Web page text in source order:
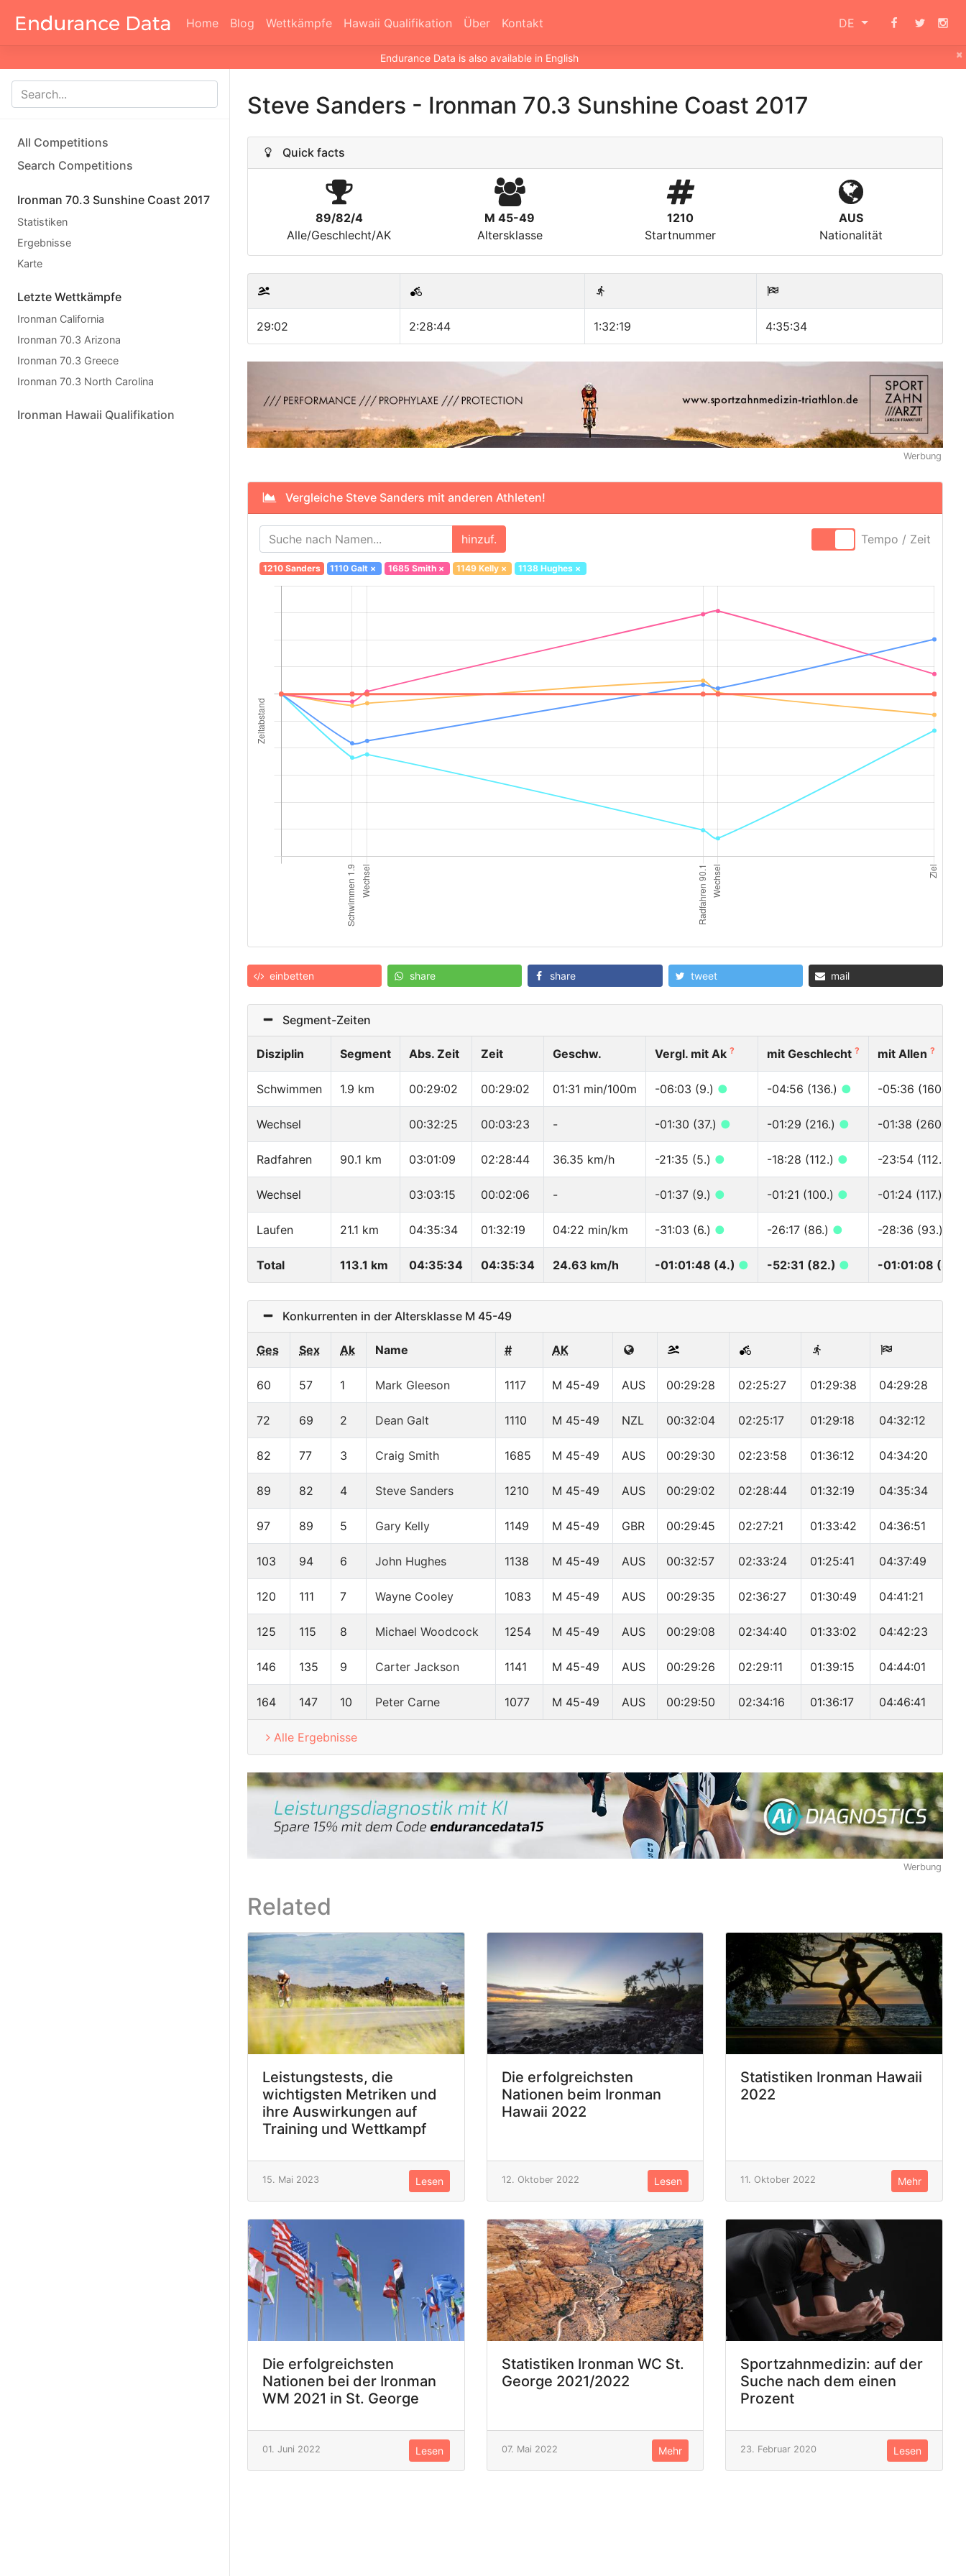
Home Blog Wettkämpfe Hawaii Qualifikation Über Kontakt DE
×
Endurance Data is also available in English
All Competitions
Search Competitions
Ironman 70.3 Sunshine Coast 2017
Statistiken
Ergebnisse
Karte
Letzte Wettkämpfe
Ironman California
Ironman 70.3 Arizona
Ironman 70.3 Greece
Ironman 70.3 North Carolina
Ironman Hawaii Qualifikation
Steve Sanders - Ironman 70.3 Sunshine Coast 2017
Quick facts
89/82/4
Alle/Geschlecht/AK
M 45-49
Altersklasse
1210
Startnummer
AUS
Nationalität
29:02 2:28:44 1:32:19 4:35:34
Werbung
Vergleiche Steve Sanders mit anderen Athleten!
hinzuf. Tempo / Zeit
1210 Sanders 1110 Galt × 1685 Smith× 1149 Kelly× 1138 Hughes ×
einbetten share share tweet mail
Segment-Zeiten
Disziplin Segment Abs. Zeit Zeit Geschw. Vergl. mit Ak ? mit Geschlecht ? mit Allen ?
Schwimmen 1.9 km 00:29:02 00:29:02 01:31 min/100m -06:03 (9.) ● -04:56 (136.) ● -05:36 (160.)
Wechsel 00:32:25 00:03:23 - -01:30 (37.) ● -01:29 (216.) ● -01:38 (260.)
Radfahren 90.1 km 03:01:09 02:28:44 36.35 km/h -21:35 (5.) ● -18:28 (112.) ● -23:54 (112.)
Wechsel 03:03:15 00:02:06 - -01:37 (9.) ● -01:21 (100.) ● -01:24 (117.)
Laufen 21.1 km 04:35:34 01:32:19 04:22 min/km -31:03 (6.) ● -26:17 (86.) ● -28:36 (93.)
Total 113.1 km 04:35:34 04:35:34 24.63 km/h -01:01:48 (4.) ● -52:31 (82.) ● -01:01:08
Konkurrenten in der Altersklasse M 45-49
Ges Sex Ak Name # AK
60 57 1 Mark Gleeson 1117 M 45-49 AUS 00:29:28 02:25:27 01:29:38 04:29:28
72 69 2 Dean Galt 1110 M 45-49 NZL 00:32:04 02:25:17 01:29:18 04:32:12
82 77 3 Craig Smith 1685 M 45-49 AUS 00:29:30 02:23:58 01:36:12 04:34:20
89 82 4 Steve Sanders 1210 M 45-49 AUS 00:29:02 02:28:44 01:32:19 04:35:34
97 89 5 Gary Kelly 1149 M 45-49 GBR 00:29:45 02:27:21 01:33:42 04:36:51
103 94 6 John Hughes 1138 M 45-49 AUS 00:32:57 02:33:24 01:25:41 04:37:49
120 111 7 Wayne Cooley 1083 M 45-49 AUS 00:29:35 02:36:27 01:30:49 04:41:21
125 115 8 Michael Woodcock 1254 M 45-49 AUS 00:29:08 02:34:40 01:33:02 04:42:23
146 135 9 Carter Jackson 1141 M 45-49 AUS 00:29:26 02:29:11 01:39:15 04:44:01
164 147 10 Peter Carne 1077 M 45-49 AUS 00:29:50 02:34:16 01:36:17 04:46:41
Alle Ergebnisse
Werbung
Related
Leistungstests, die
wichtigsten Metriken und
ihre Auswirkungen auf
Training und Wettkampf
15. Mai 2023 Lesen
Die erfolgreichsten
Nationen beim Ironman
Hawaii 2022
12. Oktober 2022 Lesen
Statistiken Ironman Hawaii
2022
11. Oktober 2022 Mehr
Die erfolgreichsten
Nationen bei der Ironman
WM 2021 in St. George
01. Juni 2022 Lesen
Statistiken Ironman WC St.
George 2021/2022
07. Mai 2022 Mehr
Sportzahnmedizin: auf der
Suche nach dem einen
Prozent
23. Februar 2020 Lesen